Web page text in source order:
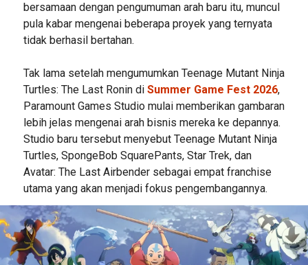
bersamaan dengan pengumuman arah baru itu, muncul
pula kabar mengenai beberapa proyek yang ternyata
tidak berhasil bertahan.
Tak lama setelah mengumumkan Teenage Mutant Ninja
Turtles: The Last Ronin di Summer Game Fest 2026,
Paramount Games Studio mulai memberikan gambaran
lebih jelas mengenai arah bisnis mereka ke depannya.
Studio baru tersebut menyebut Teenage Mutant Ninja
Turtles, SpongeBob SquarePants, Star Trek, dan
Avatar: The Last Airbender sebagai empat franchise
utama yang akan menjadi fokus pengembangannya.